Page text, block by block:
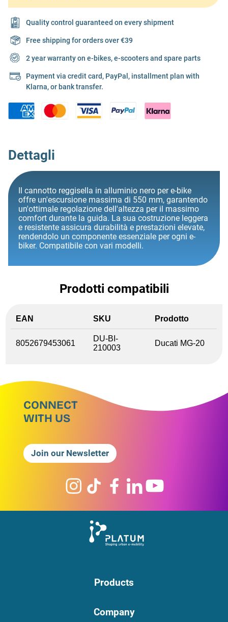
Quality control guaranteed on every shipment
Free shipping for orders over €39
2 year warranty on e-bikes, e-scooters and spare parts
Payment via credit card, PayPal, installment plan with
Klarna, or bank transfer.
Dettagli
Il cannotto reggisella in alluminio nero per e-bike
offre un'escursione massima di 550 mm, garantendo
un'ottimale regolazione dell'altezza per il massimo
comfort durante la guida. La sua costruzione leggera
e resistente assicura durabilità e prestazioni elevate,
rendendolo un componente essenziale per ogni e-
biker. Compatibile con vari modelli.
Prodotti compatibili
EAN SKU Prodotto
8052679453061
DU-BI-
210003
Ducati MG-20
CONNECT
WITH US
Join our Newsletter
Products
Company